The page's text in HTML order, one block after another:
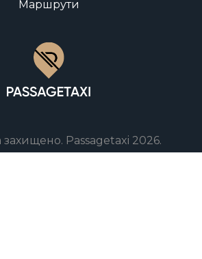
Маршрути
захищено. Passagetaxi 2026.